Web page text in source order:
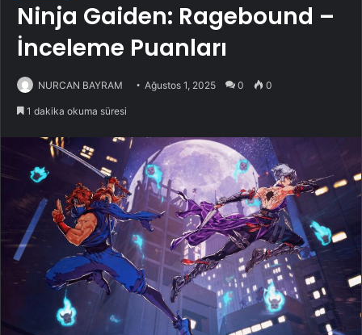
Ninja Gaiden: Ragebound –
İnceleme Puanları
NURCAN BAYRAM Ağustos 1, 2025 0 0
1 dakika okuma süresi